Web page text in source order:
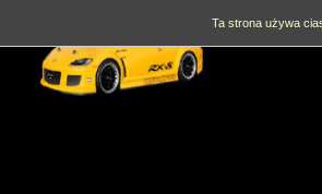
Ta strona używa